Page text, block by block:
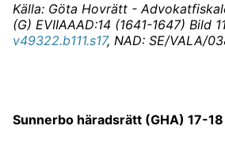
Källa: Göta Hovrätt -
(G) EVIIAAAD:14 (1641-1647) Bild
v49322.b111.s17, NAD: SE/VALA/
Sunnerbo häradsrätt (GHA) 17-